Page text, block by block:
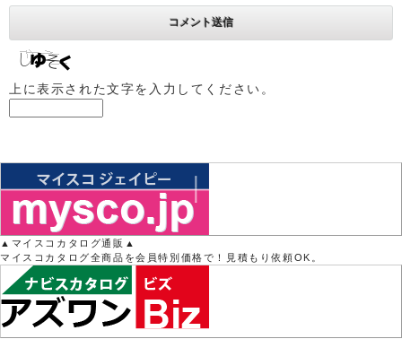
上に表示された文字を入力してください。
▲マイスコカタログ通販▲
マイスコカタログ全商品を会員特別価格で！見積もり依頼OK。